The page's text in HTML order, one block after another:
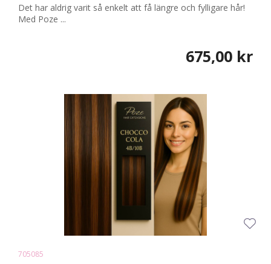
Det har aldrig varit så enkelt att få längre och fylligare hår!
Med Poze ...
675,00 kr
705085